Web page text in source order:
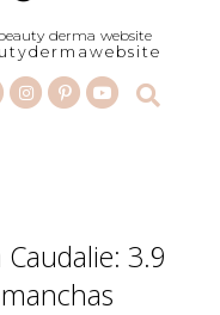
derma website
3.9